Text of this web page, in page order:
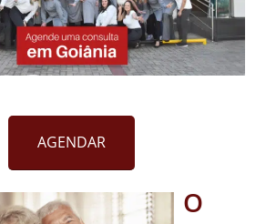
AGENDAR
O